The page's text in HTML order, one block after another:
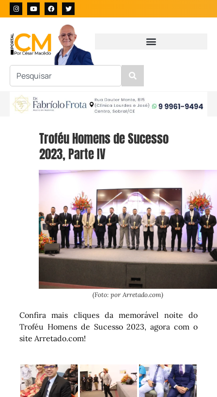
Troféu Homens de Sucesso
2023, Parte IV
(Foto: por Arretado.com)
Confira mais cliques da memorável noite do
Troféu Homens de Sucesso 2023, agora com o
site Arretado.com!